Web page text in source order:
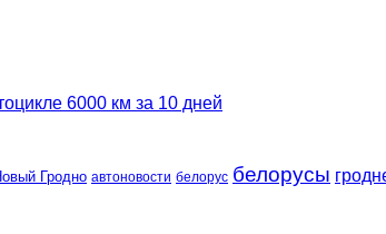
6000 км за 10 дней
Гродно автоновости белорус белорусы